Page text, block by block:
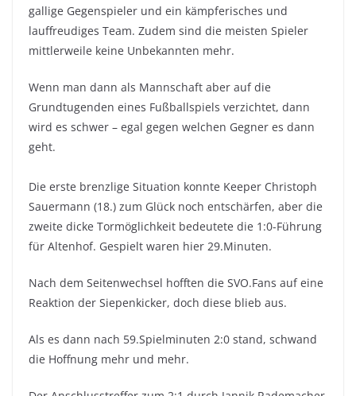
gallige Gegenspieler und ein kämpferisches und
lauffreudiges Team. Zudem sind die meisten Spieler
mittlerweile keine Unbekannten mehr.
Wenn man dann als Mannschaft aber auf die
Grundtugenden eines Fußballspiels verzichtet, dann
wird es schwer – egal gegen welchen Gegner es dann
geht.
Die erste brenzlige Situation konnte Keeper Christoph
Sauermann (18.) zum Glück noch entschärfen, aber die
zweite dicke Tormöglichkeit bedeutete die 1:0-Führung
für Altenhof. Gespielt waren hier 29.Minuten.
Nach dem Seitenwechsel hofften die SVO.Fans auf eine
Reaktion der Siepenkicker, doch diese blieb aus.
Als es dann nach 59.Spielminuten 2:0 stand, schwand
die Hoffnung mehr und mehr.